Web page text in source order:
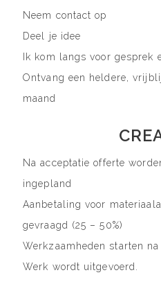
Neem contact op
Deel je idee
Ik kom langs voor gesprek
Ontvang een heldere,
maand
Na acceptatie offerte
ingepland
Aanbetaling voor
gevraagd (25 – 50%)
Werkzaamheden starten
Werk wordt uitgevoerd.